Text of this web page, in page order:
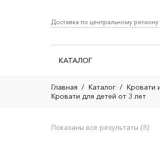
Доставка по центральному региону
КАТАЛОГ
Главная / Каталог / Кровати
Кровати для детей от 3 лет
Показаны все результаты (8)